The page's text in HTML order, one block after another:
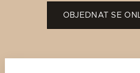
OBJEDNAT SE